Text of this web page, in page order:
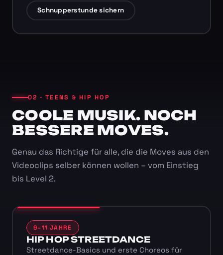
Schnupperstunde sichern
02 · TEENS & HIP HOP
COOLE MUSIK. NOCH
BESSERE MOVES.
Genau das Richtige für alle, die die Moves aus den
Videoclips selber können wollen – vom Einstieg
bis Level 2.
9–11 JAHRE
HIP HOP STREETDANCE
Streetdance-Basics und erste Choreos für